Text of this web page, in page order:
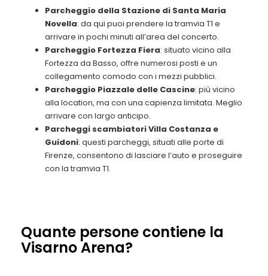
Parcheggio della Stazione di Santa Maria
Novella: da qui puoi prendere la tramvia T1 e
arrivare in pochi minuti all’area del concerto.
Parcheggio Fortezza Fiera: situato vicino alla
Fortezza da Basso, offre numerosi posti e un
collegamento comodo con i mezzi pubblici.
Parcheggio Piazzale delle Cascine: più vicino
alla location, ma con una capienza limitata. Meglio
arrivare con largo anticipo.
Parcheggi scambiatori Villa Costanza e
Guidoni: questi parcheggi, situati alle porte di
Firenze, consentono di lasciare l’auto e proseguire
con la tramvia T1.
Quante persone contiene la
Visarno Arena?